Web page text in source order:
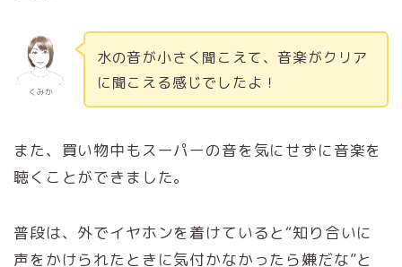
くみか
水の音が小さく聞こえて、音楽がクリア
に聞こえる感じでしたよ！
また、買い物中もスーパーの音を気にせずに音楽を
聴くことができました。
普段は、外でイヤホンを着けていると“知り合いに
声をかけられたときに気付かなかったら嫌だな”と